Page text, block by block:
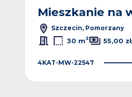
Mieszkanie na
Szczecin, Pomorzany
30 m2 55,00
4KAT-MW-22547